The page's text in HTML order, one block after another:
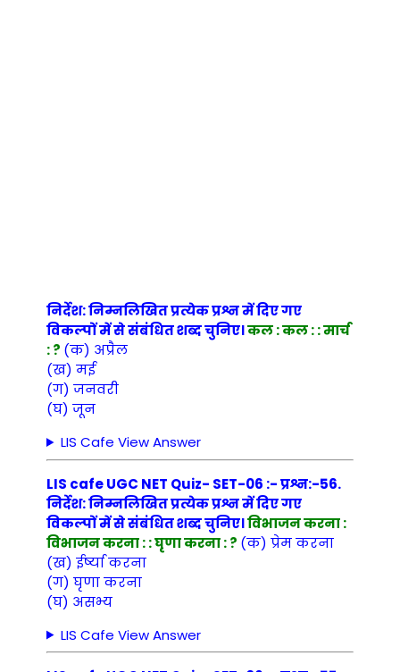
निर्देश: निम्नलिखित प्रत्येक प्रश्न में दिए गए
विकल्पों में से संबंधित शब्द चुनिए।कल : कल : : मार्च
: ? (क) अप्रैल
(ख) मई
(ग) जनवरी
(घ) जून
LIS Cafe View Answer
LIS cafe UGC NET Quiz- SET-06 :- प्रश्न:-56.
निर्देश: निम्नलिखित प्रत्येक प्रश्न में दिए गए
विकल्पों में से संबंधित शब्द चुनिए।विभाजन करना :
विभाजन करना : : घृणा करना : ? (क) प्रेम करना
(ख) ईर्ष्या करना
(ग) घृणा करना
(घ) असभ्य
LIS Cafe View Answer